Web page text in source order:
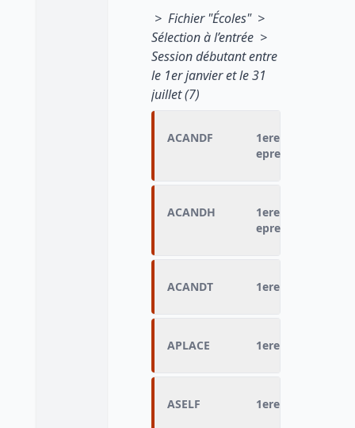
> Fichier "Écoles" >
Sélection à l’entrée >
Session débutant entre
le 1er janvier et le 31
juillet (7)
ACANDF
1ere session
epreuves
ACANDH
1ere session
epreuves
ACANDT 1ere session
APLACE 1ere session
ASELF 1ere session